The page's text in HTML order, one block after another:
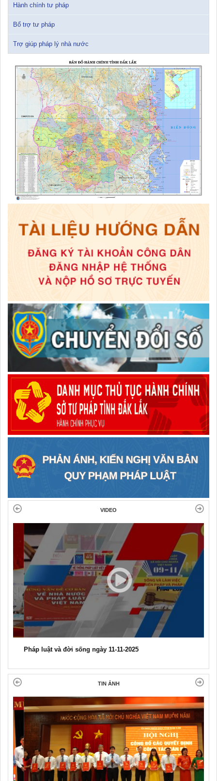
ma túy đến năm 2030
Hành chính tư pháp
Bổ trợ tư pháp
Trợ giúp pháp lý nhà nước
VIDEO
Pháp luật và đời sống ngày 11-11-2025
TIN ẢNH